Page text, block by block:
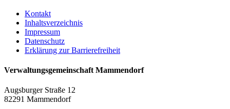
Kontakt
Inhaltsverzeichnis
Impressum
Datenschutz
Erklärung zur Barrierefreiheit
Verwaltungsgemeinschaft Mammendorf
Augsburger Straße 12
82291 Mammendorf